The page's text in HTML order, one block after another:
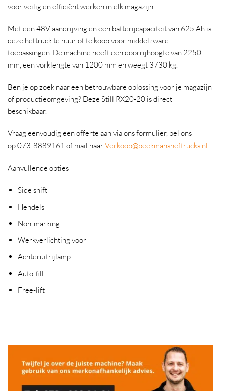
voor veilig en efficiënt werken in elk magazijn.
Met een 48V aandrijving en een batterijcapaciteit van 625 Ah is
deze heftruck te huur of te koop voor middelzware
toepassingen. De machine heeft een doorrijhoogte van 2250
mm, een vorklengte van 1200 mm en weegt 3730 kg.
Ben je op zoek naar een betrouwbare oplossing voor je magazijn
of productieomgeving? Deze Still RX20-20 is direct
beschikbaar.
Vraag eenvoudig een offerte aan via ons formulier, bel ons
op 073-8889161 of mail naarVerkoop@beekmansheftrucks.nl.
Aanvullende opties
Side shift
Hendels
Non-marking
Werkverlichting voor
Achteruitrijlamp
Auto-fill
Free-lift